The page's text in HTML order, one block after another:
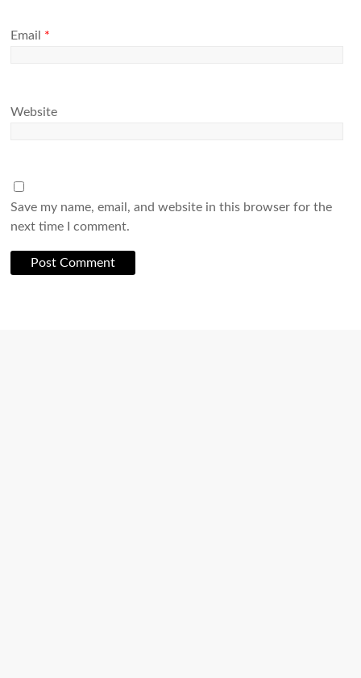
Email *
Website
Save my name, email, and website in this browser for the
next time I comment.